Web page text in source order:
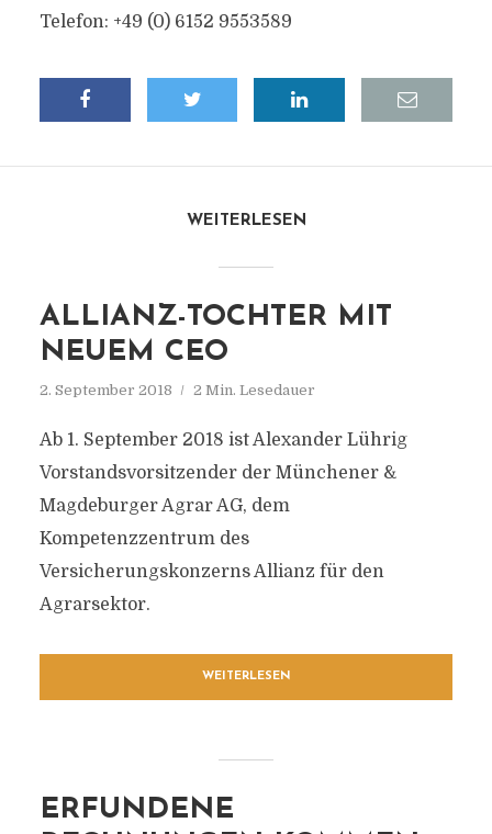
Telefon: +49 (0) 6152 9553589
WEITERLESEN
ALLIANZ-TOCHTER MIT
NEUEM CEO
2. September 2018 2 Min. Lesedauer
Ab 1. September 2018 ist Alexander Lührig
Vorstandsvorsitzender der Münchener &
Magdeburger Agrar AG, dem
Kompetenzzentrum des
Versicherungskonzerns Allianz für den
Agrarsektor.
WEITERLESEN
ERFUNDENE